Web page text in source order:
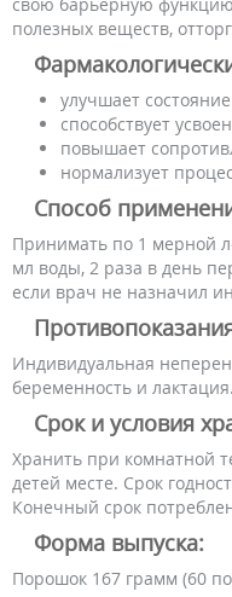
полезных веществ,
улучшает
способствует
повышает
нормализует
Способ
Принимать по 1 мерной
мл воды, 2 раза в день
если врач не назначил
Индивидуальная
беременность и лактация.
Срок и условия
Хранить при комнатной
детей месте. Срок
Конечный срок
Форма выпуска:
Порошок 167 грамм (60